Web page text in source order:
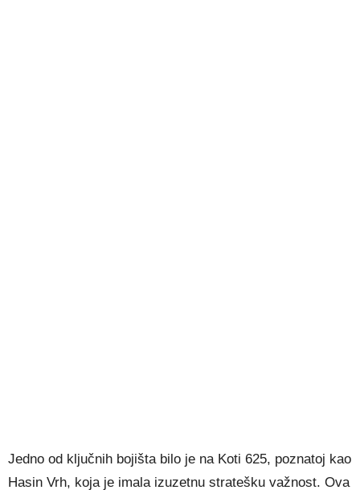
Jedno od ključnih bojišta bilo je na Koti 625, poznatoj kao
Hasin Vrh, koja je imala izuzetnu stratešku važnost. Ova